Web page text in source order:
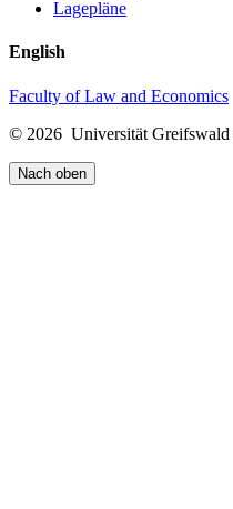
Lagepläne
English
Faculty of Law and Economics
© 2026 Universität Greifswald
Nach oben